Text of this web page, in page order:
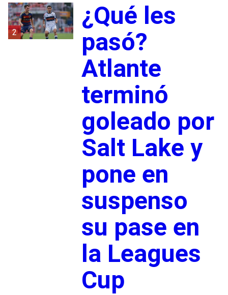
2
¿Qué les
pasó?
Atlante
terminó
goleado por
Salt Lake y
pone en
suspenso
su pase en
la Leagues
Cup